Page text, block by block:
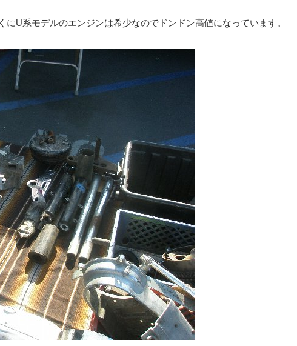
U系モデルのエンジンは希少なのでドンドン高値になっています。